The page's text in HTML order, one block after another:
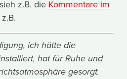
z.B. die Kommentare im
ich hätte die
hat für Ruhe und
gesorgt.